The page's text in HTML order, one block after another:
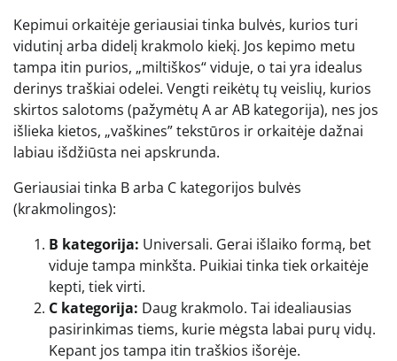
Kepimui orkaitėje geriausiai tinka bulvės, kurios turi
vidutinį arba didelį krakmolo kiekį. Jos kepimo metu
tampa itin purios, „miltiškos“ viduje, o tai yra idealus
derinys traškiai odelei. Vengti reikėtų tų veislių, kurios
skirtos salotoms (pažymėtų A ar AB kategorija), nes jos
išlieka kietos, „vaškines” tekstūros ir orkaitėje dažnai
labiau išdžiūsta nei apskrunda.
Geriausiai tinka B arba C kategorijos bulvės
(krakmolingos):
B kategorija: Universali. Gerai išlaiko formą, bet
viduje tampa minkšta. Puikiai tinka tiek orkaitėje
kepti, tiek virti.
C kategorija: Daug krakmolo. Tai idealiausias
pasirinkimas tiems, kurie mėgsta labai purų vidų.
Kepant jos tampa itin traškios išorėje.